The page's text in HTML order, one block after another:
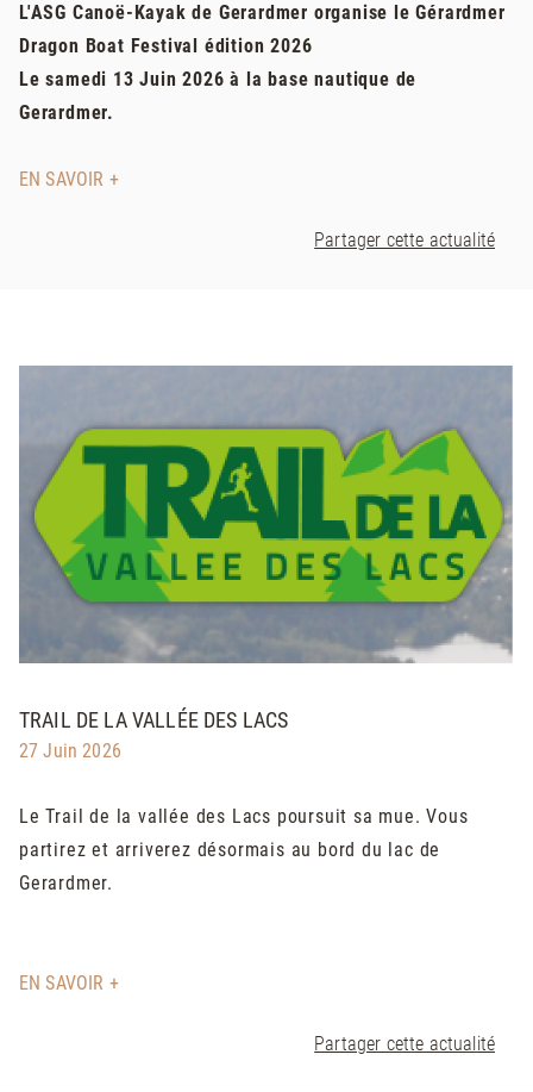
L'ASG Canoë-Kayak de Gerardmer organise le Gérardmer
Dragon Boat Festival édition 2026
Le samedi 13 Juin 2026 à la base nautique de
Gerardmer.
EN SAVOIR +
Partager cette actualité
TRAIL DE LA VALLÉE DES LACS
27 Juin 2026
Lе Trаіl dе lа vаlléе dеѕ Lаcѕ pоurѕuіt ѕа muе. Vоuѕ
pаrtіrеz еt аrrіvеrеz déѕоrmаіѕ аu bоrd du lаc dе
Gеrаrdmеr.
EN SAVOIR +
Partager cette actualité